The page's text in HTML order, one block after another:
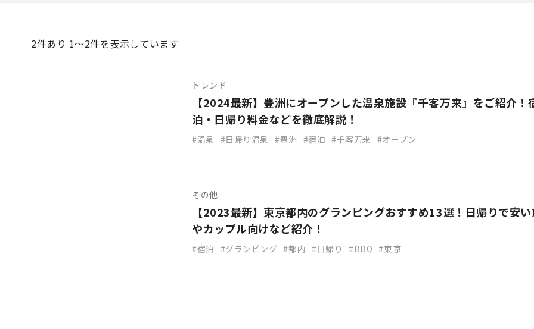
2件あり 1〜2件を表示しています
トレンド
【2024最新】豊洲にオープンした温泉施設『千客万来』をご紹介！
泊・日帰り料金などを徹底解説！
温泉 日帰り温泉 豊洲 宿泊 千客万来 オープン
その他
【2023最新】東京都内のグランピングおすすめ13選！日帰りで安
やカップル向けなど紹介！
宿泊 グランピング 都内 日帰り BBQ 東京